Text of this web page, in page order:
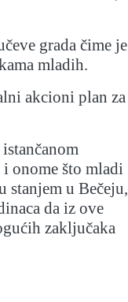
grada čime je
mladih.
akcioni plan za
onome što mladi
stanjem u Bečeju,
da iz ove
zaključaka